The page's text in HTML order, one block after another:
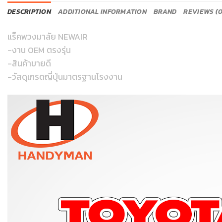
DESCRIPTION ADDITIONAL INFORMATION BRAND REVIEWS
แร็คพวงมาลัย NEWAIR
-งาน OEM ตรงรุ่น
-สินค้าขายดี
-วัสดุเกรดญี่ปุ่นมาตรฐานโรงงาน